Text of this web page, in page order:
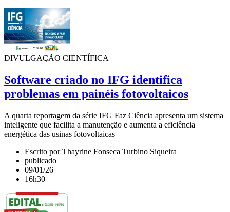
DIVULGAÇÃO CIENTÍFICA
Software criado no IFG identifica
problemas em painéis fotovoltaicos
A quarta reportagem da série IFG Faz Ciência apresenta um sistema
inteligente que facilita a manutenção e aumenta a eficiência
energética das usinas fotovoltaicas
Escrito por Thayrine Fonseca Turbino Siqueira
publicado
09/01/26
16h30